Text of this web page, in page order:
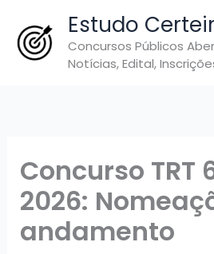
para
Estudo
Concursos Públicos
Notícias, Edital,
Concurso TRT
2026:
andamento